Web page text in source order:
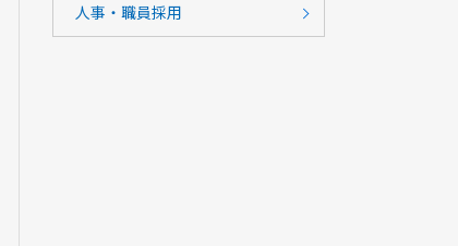
人事・職員採用